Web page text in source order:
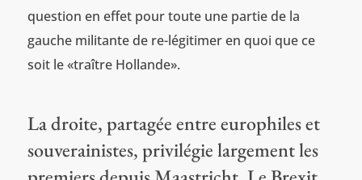
question en effet pour toute une partie de la
gauche militante de re-légitimer en quoi que ce
soit le «traître Hollande».
La droite, partagée entre europhiles et
souverainistes, privilégie largement les